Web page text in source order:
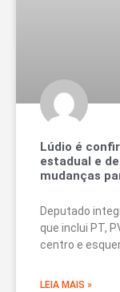
Lúdio é
estadual e
mudanças
Deputado
que inclui PT,
centro e
LEIA MAIS »